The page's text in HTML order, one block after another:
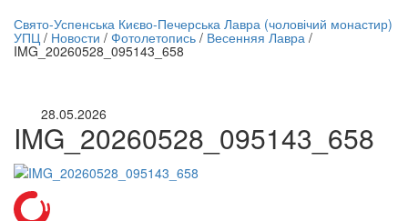
трансляция | 12 сентября
трансляции
Свято-Успенська Києво-Печерська Лавра (чоловічий монастир)
УПЦ / Новости / Фотолетопись / Весенняя Лавра /
IMG_20260528_095143_658
28.05.2026
IMG_20260528_095143_658